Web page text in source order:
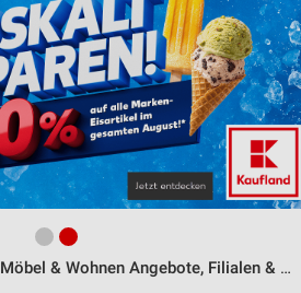
Möbel & Wohnen Angebote, Filialen & Öffnungszeiten